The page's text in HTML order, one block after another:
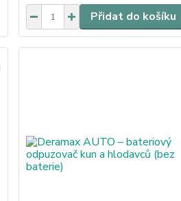
Přidat do košíku